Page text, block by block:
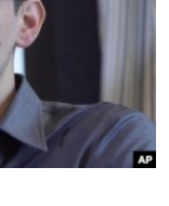
فرهنگ و زندگی
اقتصادی
علم و فناوری
انتخابات ریاست
حمله جمهوری
رمز مهسا
زبانهای مختلف